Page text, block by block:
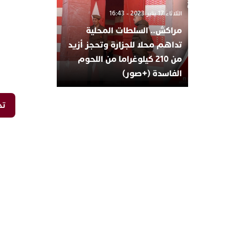
الثلاثاء 17 يناير 2023 - 16:43
مراكش.. السلطات المحلية
تداهم محلا للجزارة وتحجز أزيد
من 210 كيلوغراما من اللحوم
الفاسدة (+صور)